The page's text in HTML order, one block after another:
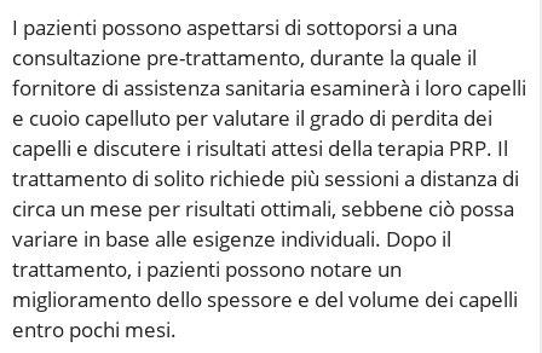
I pazienti possono aspettarsi di sottoporsi a una
consultazione pre-trattamento, durante la quale il
fornitore di assistenza sanitaria esaminerà i loro capelli
e cuoio capelluto per valutare il grado di perdita dei
capelli e discutere i risultati attesi della terapia PRP. Il
trattamento di solito richiede più sessioni a distanza di
circa un mese per risultati ottimali, sebbene ciò possa
variare in base alle esigenze individuali. Dopo il
trattamento, i pazienti possono notare un
miglioramento dello spessore e del volume dei capelli
entro pochi mesi.